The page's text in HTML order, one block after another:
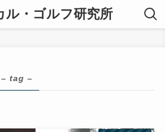
ル・ゴルフ研究所
– tag –